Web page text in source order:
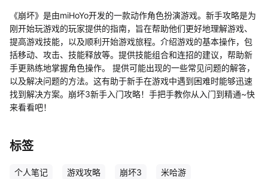
《崩坏》是由miHoYo开发的一款动作角色扮演游戏。新手攻略是为
刚开始玩游戏的玩家提供的指南，旨在帮助他们更好地理解游戏、
提高游戏技能，以及顺利开始游戏旅程。介绍游戏的基本操作，包
括移动、攻击、技能释放等。提供技能组合和连招的建议，帮助新
手更熟练地掌握角色操作。 提供可能出现的一些常见问题的解答，
以及解决问题的方法。这有助于新手在游戏中遇到困难时能够迅速
找到解决方案。崩坏3新手入门攻略！手把手教你从入门到精通~快
来看看吧！
标签
个人笔记 游戏攻略 崩坏3 米哈游